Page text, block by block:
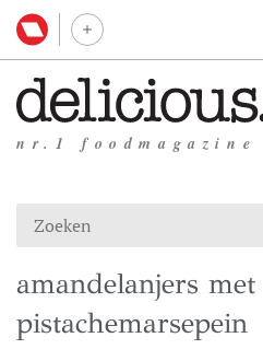
nr.1 foodmagazine
amandelanjers met
pistachemarsepein